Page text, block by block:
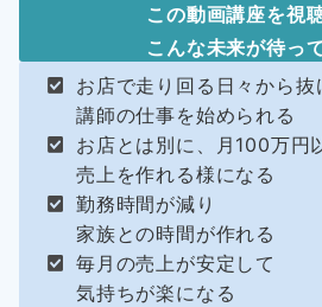
この動画講座を視
こんな未来が待っ
お店で走り回る日々から抜
講師の仕事を始められる
お店とは別に、月100万円
売上を作れる様になる
勤務時間が減り
家族との時間が作れる
毎月の売上が安定して
気持ちが楽になる